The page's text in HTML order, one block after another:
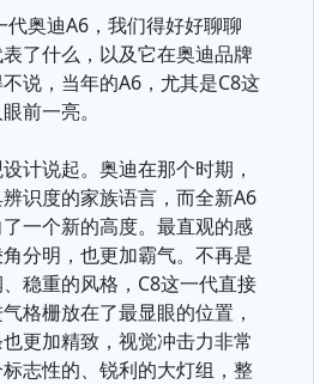
奥迪A6，我们得好好聊聊
了什么，以及它在奥迪品牌
说，当年的A6，尤其是C8这
前一亮。
计说起。奥迪在那个时期，
识度的家族语言，而全新A6
一个新的高度。最直观的感
分明，也更加霸气。不再是
稳重的风格，C8这一代直接
格栅放在了最显眼的位置，
更加精致，视觉冲击力非常
志性的、锐利的大灯组，整